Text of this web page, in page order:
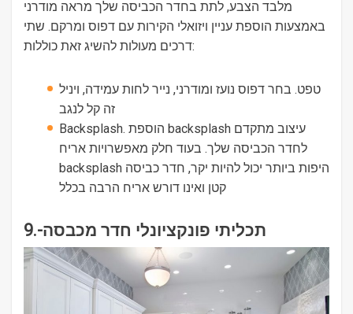
מלבד הצבע, לתת בחדר הכביסה שלך מראה מודרני
באמצעות הוספת עניין ויזואלי הקירות עם דפוס ומרקם. שתי
דרכים מעולות להשיג זאת כוללות:
טפט. בחר דפוס נועז ומודרני, נייר לחות עמידה, ויניל
זה קל לנגב
Backsplash. הוספת backsplash עיצוב מתקדם
לחדר הכביסה שלך. בעוד חלק מאפשרויות אריח
backsplash היפות ביותר יכול להיות יקר, חדר כביסה
קטן ואינו דורש אריח הרבה בכלל
9.-תכליתי פונקציונלי חדר מכבסה